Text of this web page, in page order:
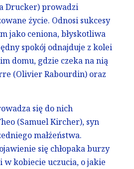
Drucker) prowadzi
życie. Odnosi sukcesy
jako ceniona, błyskotliwa
spokój odnajduje z kolei
domu, gdzie czeka na nią
(Olivier Rabourdin) oraz
się do nich
(Samuel Kircher), syn
małżeństwa.
się chłopaka burzy
kobiecie uczucia, o jakie